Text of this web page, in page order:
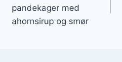
pandekager med
ahornsirup og smør